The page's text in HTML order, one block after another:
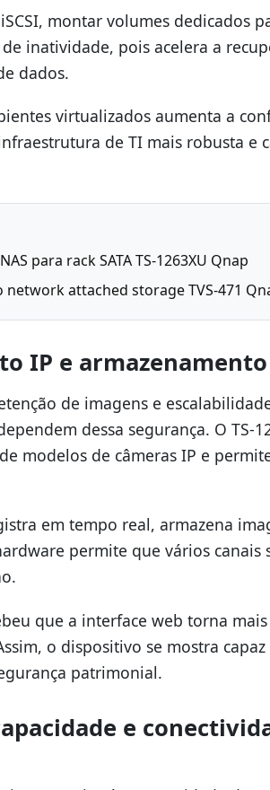
montar volumes dedicados
inatividade, pois acelera a
dados.
virtualizados aumenta a
de TI mais robusta e
para rack SATA TS-1263XU Qnap
network attached storage TVS-471
IP e
de imagens e
dessa segurança. O TS-
modelos de câmeras IP e
em tempo real, armazena
permite que vários canais
que a interface web torna
o dispositivo se mostra
patrimonial.
e